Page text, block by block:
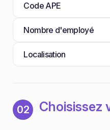
Code APE
Nombre d'employé
Localisation
02 Choisissez